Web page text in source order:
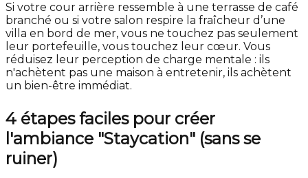
Si votre cour arrière ressemble à une terrasse de café
branché ou si votre salon respire la fraîcheur d’une
villa en bord de mer, vous ne touchez pas seulement
leur portefeuille, vous touchez leur cœur. Vous
réduisez leur perception de charge mentale : ils
n'achètent pas une maison à entretenir, ils achètent
un bien-être immédiat.
4 étapes faciles pour créer
l'ambiance "Staycation" (sans se
ruiner)